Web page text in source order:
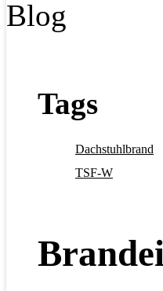
Tags
Dachstuhlbrand
TSF-W